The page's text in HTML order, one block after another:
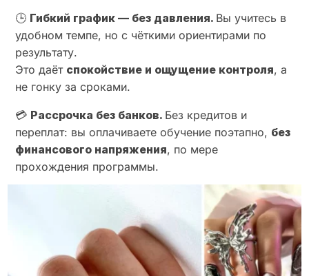
🕒 Гибкий график — без давления. Вы учитесь в
удобном темпе, но с чёткими ориентирами по
результату.
Это даёт спокойствие и ощущение контроля, а
не гонку за сроками.
💳 Рассрочка без банков. Без кредитов и
переплат: вы оплачиваете обучение поэтапно, без
финансового напряжения, по мере
прохождения программы.